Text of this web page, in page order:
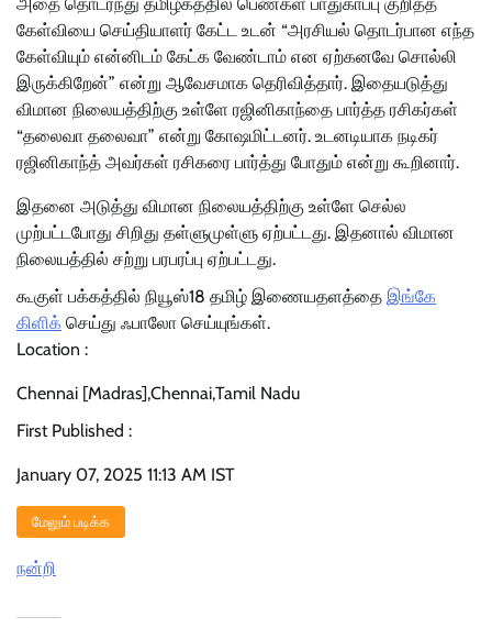
கேள்வியை செய்தியாளர் கேட்ட உடன் “அரசியல் தொடர்பான எந்த
கேள்வியும் என்னிடம் கேட்க வேண்டாம் என ஏற்கனவே சொல்லி
இருக்கிறேன்” என்று ஆவேசமாக தெரிவித்தார். இதையடுத்து
விமான நிலையத்திற்கு உள்ளே ரஜினிகாந்தை பார்த்த ரசிகர்கள்
“தலைவா தலைவா” என்று கோஷமிட்டனர். உடனடியாக நடிகர்
ரஜினிகாந்த் அவர்கள் ரசிகரை பார்த்து போதும் என்று கூறினார்.
இதனை அடுத்து விமான நிலையத்திற்கு உள்ளே செல்ல
முற்பட்டபோது சிறிது தள்ளுமுள்ளு ஏற்பட்டது. இதனால் விமான
நிலையத்தில் சற்று பரபரப்பு ஏற்பட்டது.
கூகுள் பக்கத்தில் நியூஸ்18 தமிழ் இணையதளத்தை இங்கே
கிளிக் செய்து ஃபாலோ செய்யுங்கள்.
Location :
Chennai [Madras],Chennai,Tamil Nadu
First Published :
January 07, 2025 11:13 AM IST
மேலும் படிக்க
நன்றி